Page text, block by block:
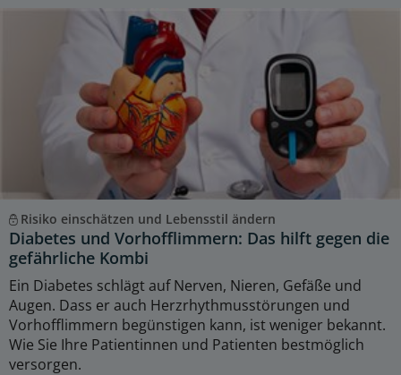
Risiko einschätzen und Lebensstil ändern
Diabetes und Vorhofflimmern: Das hilft gegen die
gefährliche Kombi
Ein Diabetes schlägt auf Nerven, Nieren, Gefäße und
Augen. Dass er auch Herzrhythmusstörungen und
Vorhofflimmern begünstigen kann, ist weniger bekannt.
Wie Sie Ihre Patientinnen und Patienten bestmöglich
versorgen.